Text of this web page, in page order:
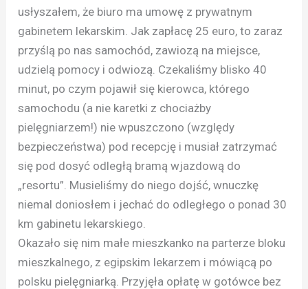
usłyszałem, że biuro ma umowę z prywatnym
gabinetem lekarskim. Jak zapłacę 25 euro, to zaraz
przyślą po nas samochód, zawiozą na miejsce,
udzielą pomocy i odwiozą. Czekaliśmy blisko 40
minut, po czym pojawił się kierowca, którego
samochodu (a nie karetki z chociażby
pielęgniarzem!) nie wpuszczono (względy
bezpieczeństwa) pod recepcję i musiał zatrzymać
się pod dosyć odległą bramą wjazdową do
„resortu”. Musieliśmy do niego dojść, wnuczkę
niemal doniosłem i jechać do odległego o ponad 30
km gabinetu lekarskiego.
Okazało się nim małe mieszkanko na parterze bloku
mieszkalnego, z egipskim lekarzem i mówiącą po
polsku pielęgniarką. Przyjęła opłatę w gotówce bez